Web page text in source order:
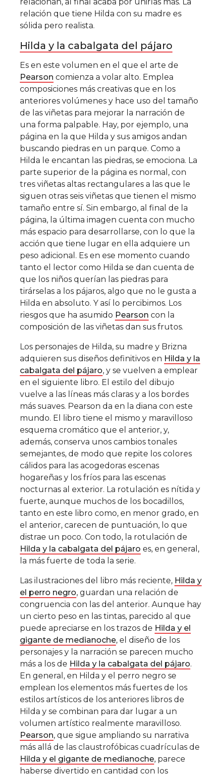
relación que tiene Hilda con su madre es
sólida pero realista.
Hilda y la cabalgata del pájaro
Es en este volumen en el que el arte de
Pearson comienza a volar alto. Emplea
composiciones más creativas que en los
anteriores volúmenes y hace uso del tamaño
de las viñetas para mejorar la narración de
una forma palpable. Hay, por ejemplo, una
página en la que Hilda y sus amigos andan
buscando piedras en un parque. Como a
Hilda le encantan las piedras, se emociona. La
parte superior de la página es normal, con
tres viñetas altas rectangulares a las que le
siguen otras seis viñetas que tienen el mismo
tamaño entre sí. Sin embargo, al final de la
página, la última imagen cuenta con mucho
más espacio para desarrollarse, con lo que la
acción que tiene lugar en ella adquiere un
peso adicional. Es en ese momento cuando
tanto el lector como Hilda se dan cuenta de
que los niños querían las piedras para
tirárselas a los pájaros, algo que no le gusta a
Hilda en absoluto. Y así lo percibimos. Los
riesgos que ha asumido Pearson con la
composición de las viñetas dan sus frutos.
Los personajes de Hilda, su madre y Brizna
adquieren sus diseños definitivos en Hilda y la
cabalgata del pájaro, y se vuelven a emplear
en el siguiente libro. El estilo del dibujo
vuelve a las líneas más claras y a los bordes
más suaves. Pearson da en la diana con este
mundo. El libro tiene el mismo y maravilloso
esquema cromático que el anterior, y,
además, conserva unos cambios tonales
semejantes, de modo que repite los colores
cálidos para las acogedoras escenas
hogareñas y los fríos para las escenas
nocturnas al exterior. La rotulación es nítida y
fuerte, aunque muchos de los bocadillos,
tanto en este libro como, en menor grado, en
el anterior, carecen de puntuación, lo que
distrae un poco. Con todo, la rotulación de
Hilda y la cabalgata del pájaro es, en general,
la más fuerte de toda la serie.
Las ilustraciones del libro más reciente, Hilda y
el perro negro, guardan una relación de
congruencia con las del anterior. Aunque hay
un cierto peso en las tintas, parecido al que
puede apreciarse en los trazos de Hilda y el
gigante de medianoche, el diseño de los
personajes y la narración se parecen mucho
más a los de Hilda y la cabalgata del pájaro.
En general, en Hilda y el perro negro se
emplean los elementos más fuertes de los
estilos artísticos de los anteriores libros de
Hilda y se combinan para dar lugar a un
volumen artístico realmente maravilloso.
Pearson, que sigue ampliando su narrativa
más allá de las claustrofóbicas cuadrículas de
Hilda y el gigante de medianoche, parece
haberse divertido en cantidad con los